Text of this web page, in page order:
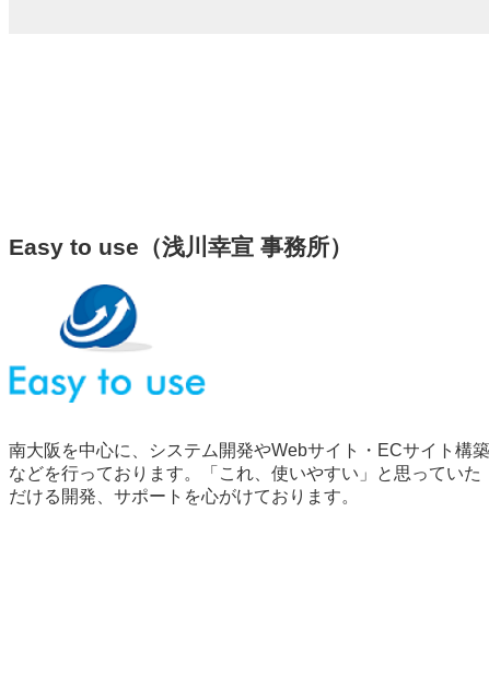
Easy to use（浅川幸宣 事務所）
南大阪を中心に、システム開発やWebサイト・ECサイト構築
などを行っております。「これ、使いやすい」と思っていた
だける開発、サポートを心がけております。